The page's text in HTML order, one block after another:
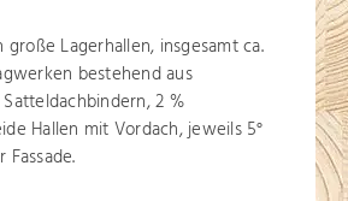
Lagerhallen, insgesamt ca.
bestehend aus
2 %
Hallen mit Vordach, jeweils 5°